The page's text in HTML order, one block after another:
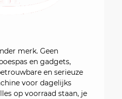
merk. Geen
en gadgets,
en serieuze
voor dagelijks
op voorraad staan, je